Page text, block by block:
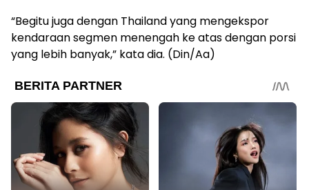
“Begitu juga dengan Thailand yang mengekspor
kendaraan segmen menengah ke atas dengan porsi
yang lebih banyak,” kata dia. (Din/Aa)